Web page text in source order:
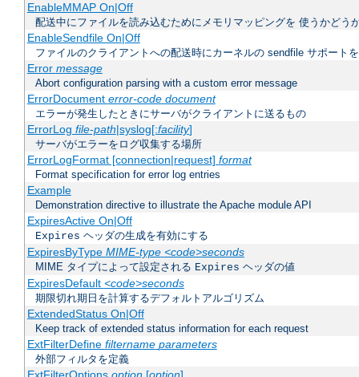
EnableMMAP On|Off
配送中にファイルを読み込むためにメモリマッピングを 使うかどう
EnableSendfile On|Off
ファイルのクライアントへの配送時にカーネルの sendfile サポート
Error message
Abort configuration parsing with a custom error message
ErrorDocument error-code document
エラーが発生したときにサーバがクライアントに送るもの
ErrorLog file-path|syslog[:facility]
サーバがエラーをログ収集する場所
ErrorLogFormat [connection|request] format
Format specification for error log entries
Example
Demonstration directive to illustrate the Apache module API
ExpiresActive On|Off
Expires ヘッダの生成を有効にする
ExpiresByType MIME-type <code>seconds
MIME タイプによって設定される Expires ヘッダの値
ExpiresDefault <code>seconds
期限切れ期日を計算するデフォルトアルゴリズム
ExtendedStatus On|Off
Keep track of extended status information for each request
ExtFilterDefine filtername parameters
外部フィルタを定義